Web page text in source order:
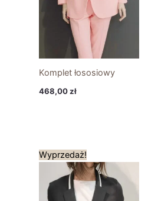
Komplet łososiowy
468,00zł
Wyprzedaż!Pierwotna
cena
wynosiła:
280,00 zł.
cena
196,00 zł.